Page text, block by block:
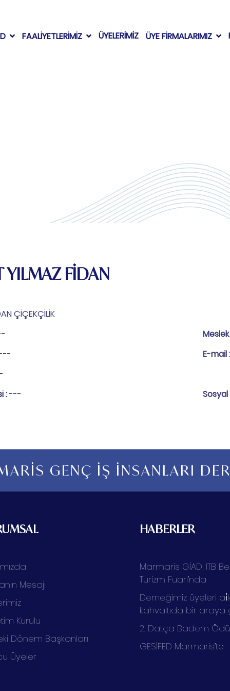
FAALİYETLERİMİZ ÜYELERİMİZ ÜYE FİRMALARIMIZ
YILMAZ FİDAN
ÇİÇEKÇİLİK
E-mail
:---
GENÇ İŞ İNSANLARI
Mesajı
Kurulu
Dönem Başkanları
Üyeler
HABERLER
Marmaris GİAD, ITB
Turizm Fuarı’nda
Derneğimiz üyeleri
kahvaltıda bir araya
2. Datça Badem
GESİFED Marmaris’te